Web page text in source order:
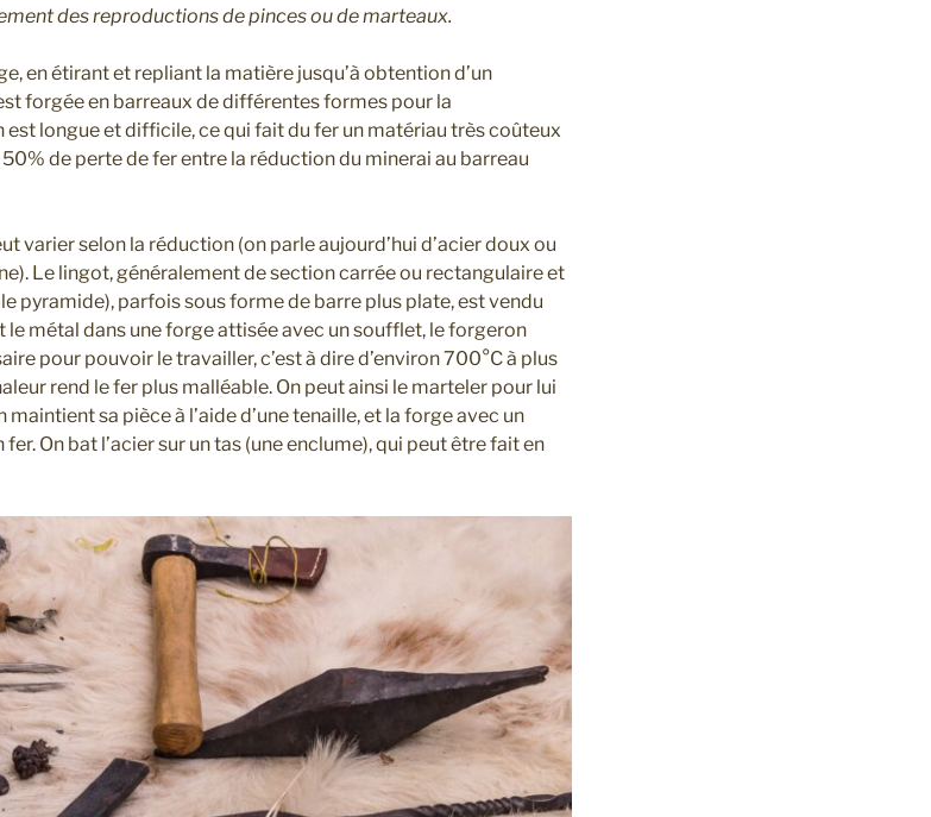
des reproductions de pinces ou de marteaux.
en étirant et repliant la matière jusqu’à obtention d’un
forgée en barreaux de différentes formes pour la
longue et difficile, ce qui fait du fer un matériau très coûteux
de perte de fer entre la réduction du minerai au barreau
varier selon la réduction (on parle aujourd’hui d’acier doux ou
Le lingot, généralement de section carrée ou rectangulaire et
pyramide), parfois sous forme de barre plus plate, est vendu
le métal dans une forge attisée avec un soufflet, le forgeron
pour pouvoir le travailler, c’est à dire d’environ 700°C à plus
rend le fer plus malléable. On peut ainsi le marteler pour lui
sa pièce à l’aide d’une tenaille, et la forge avec un
On bat l’acier sur un tas (une enclume), qui peut être fait en